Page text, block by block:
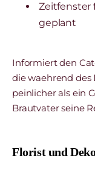
Zeitfenster
geplant
Informiert den
die waehrend des
peinlicher als ein
Brautvater seine
Florist und